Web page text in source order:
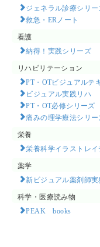
ジェネラル診療シリー
救急・ERノート
看護
納得！実践シリーズ
リハビリテーション
PT・OTビジュアルテ
ビジュアル実践リハ
PT・OT必修シリーズ
痛みの理学療法シリー
栄養
栄養科学イラストレ
薬学
新ビジュアル薬剤師
科学・医療読み物
PEAK books​